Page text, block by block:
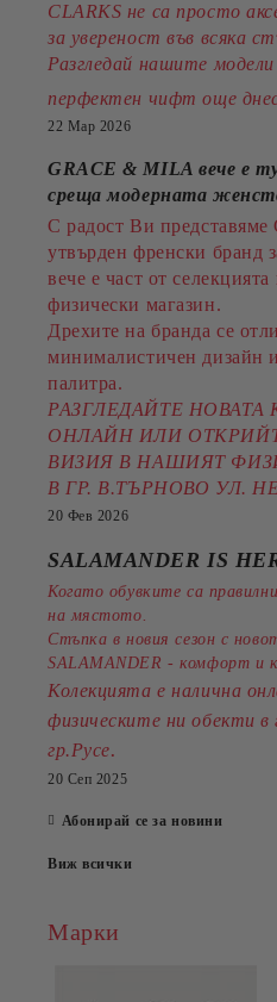
CLARKS не са просто
за увереност във всяка
Разгледай нашите
перфектен чифт още
22 Мар 2026
GRACE & MILA вече е
среща модерната
С радост Ви
утвърден френски бранд
вече е част от
физически магазин.
Дрехите на бранда се
минималистичен дизайн
палитра.
РАЗГЛЕДАЙТЕ
ОНЛАЙН ИЛИ
ВИЗИЯ В НАШИЯТ
В ГР. В.ТЪРНОВО УЛ.
20 Фев 2026
SALAMANDER IS
Когато обувките са
на мястото.
Стъпка в новия сезон с
SALAMANDER - комфорт и
Колекцията е налична
физическите ни обекти в
гр.Русе.
20 Сеп 2025
Абонирай се за новини
Виж всички
Марки